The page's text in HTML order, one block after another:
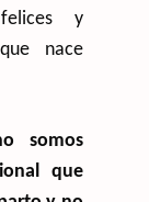
y
nace
somos
que